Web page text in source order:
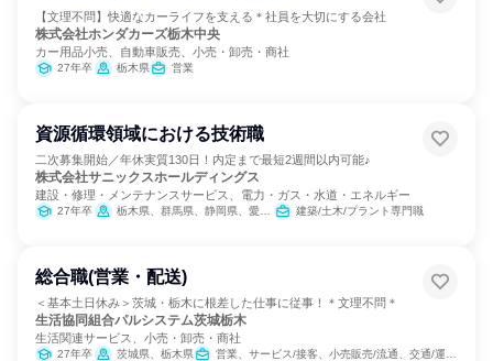
【文理不問】快適なカーライフを支える＊社員を大切にする会社
株式会社ホンダカーズ栃木中央
カー用品小売、自動車販売、小売・卸売・商社
27年卒 栃木県 営業
資源循環領域における技術職
二次募集開始／年休実質130日！内定まで最短2週間以内可能♪
株式会社サニックスホールディングス
建設・修理・メンテナンスサービス、電力・ガス・水道・エネルギー
27年卒 栃木県、群馬県、静岡県、愛知県、三重県、滋賀県、兵庫県 建築/土木/プラント専門職
総合職(営業・配送)
＜基本土日休み＞茨城・栃木に根差した仕事に従事！＊文理不問＊
生活協同組合パルシステム茨城栃木
生活関連サービス、小売・卸売・商社
27年卒 茨城県、栃木県 営業、サービス/接客、小売販売/流通、交通/運輸、SCM/生産管理/購買/物流、経営/事業企画